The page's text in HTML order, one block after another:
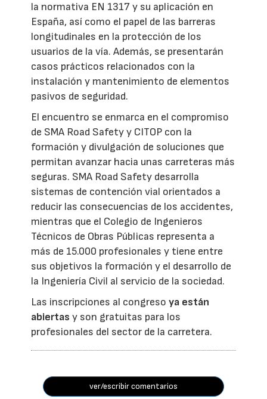
la normativa EN 1317 y su aplicación en
España, así como el papel de las barreras
longitudinales en la protección de los
usuarios de la vía. Además, se presentarán
casos prácticos relacionados con la
instalación y mantenimiento de elementos
pasivos de seguridad.
El encuentro se enmarca en el compromiso
de SMA Road Safety y CITOP con la
formación y divulgación de soluciones que
permitan avanzar hacia unas carreteras más
seguras. SMA Road Safety desarrolla
sistemas de contención vial orientados a
reducir las consecuencias de los accidentes,
mientras que el Colegio de Ingenieros
Técnicos de Obras Públicas representa a
más de 15.000 profesionales y tiene entre
sus objetivos la formación y el desarrollo de
la Ingeniería Civil al servicio de la sociedad.
Las inscripciones al congresoya están
abiertas y son gratuitas para los
profesionales del sector de la carretera.
ver/escribir comentarios